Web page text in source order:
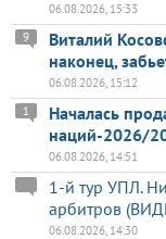
06.08.2026, 15:33
Виталий
наконец,
9
06.08.2026, 15:12
Началась
наций-2026/
1
06.08.2026, 14:51
1-й тур УПЛ.
арбитров
06.08.2026, 14:30